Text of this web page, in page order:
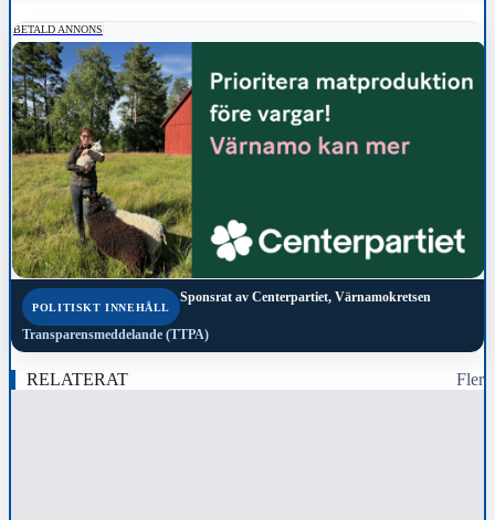
BETALD ANNONS
POLITISKT INNEHÅLL
Sponsrat av Centerpartiet, Värnamokretsen
Transparensmeddelande (TTPA)
RELATERAT Fler